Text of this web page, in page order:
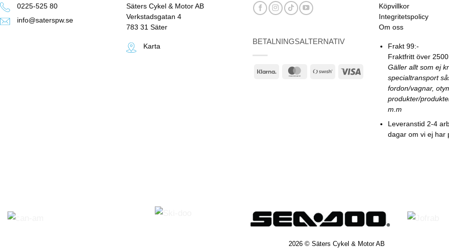
0225-525 80
info@saterspw.se
Säters Cykel & Motor AB
Verkstadsgatan 4
783 31 Säter
Karta
BETALNINGSALTERNATIV
Klarna MasterCardSwish
Köpvillkor
Integritetspolicy
Om oss
Frakt 99:-
Fraktfritt över
Gäller allt som ej
specialtransport
fordon/vagnar,
produkter/
m.m
Leveranstid 2-4
dagar om vi ej har
2026 © Säters Cykel & Motor AB